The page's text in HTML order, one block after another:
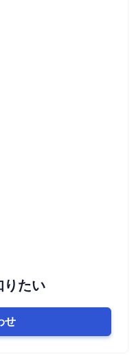
りたい
せ